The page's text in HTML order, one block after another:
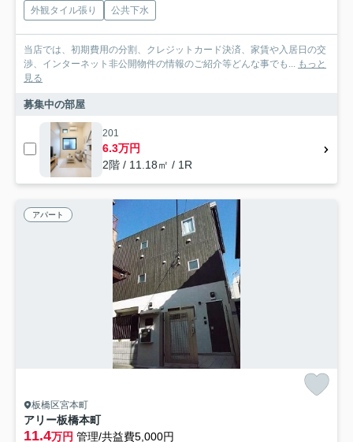
外観タイル張り 公共下水
当店では、初期費用の分割、クレジットカード決済、家賃や入居日の交
渉、インターネット非公開物件の情報のご紹介等どんな事でも...
もっと
見る
募集中の部屋
201
6.3万円
2階 / 11.18㎡ / 1R
アパート
板橋区宮本町
アリー板橋本町
11.4万円 管理/共益費5,000円